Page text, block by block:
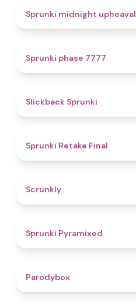
Sprunki midnight upheaval
Sprunki phase 7777
Slickback Sprunki
Sprunki Retake Final
Scrunkly
Sprunki Pyramixed
Parodybox